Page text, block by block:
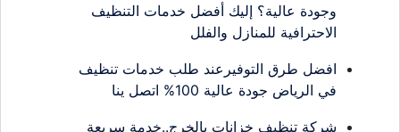
وجودة عالية؟ إليك أفضل خدمات التنظيف
الاحترافية للمنازل والفلل
افضل طرق التوفيرعند طلب خدمات تنظيف
في الرياض جودة عالية 100% اتصل ينا
شركة تنظيف خزانات بالخرج..خدمة سريعة